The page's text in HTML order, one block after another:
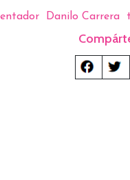
Danilo Carrera